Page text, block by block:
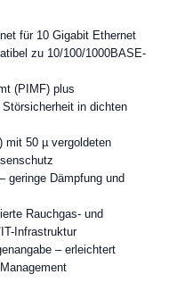
für 10 Gigabit Ethernet
zu 10/100/1000BASE-
(PIMF) plus
in dichten
mit 50 µ vergoldeten
geringe Dämpfung und
Rauchgas- und
Infrastruktur
– erleichtert